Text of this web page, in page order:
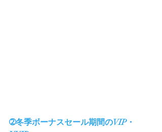
➁冬季ボーナスセール期間のVIP・